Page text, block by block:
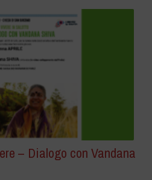
– Dialogo con Vandana